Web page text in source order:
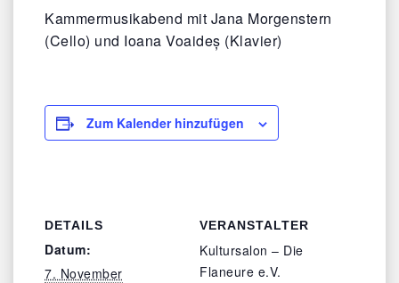
Kammermusikabend mit Jana Morgenstern
(Cello) und Ioana Voaideș (Klavier)
Zum Kalender hinzufügen
DETAILS
Datum:
7. November
VERANSTALTER
Kultursalon – Die
Flaneure e.V.